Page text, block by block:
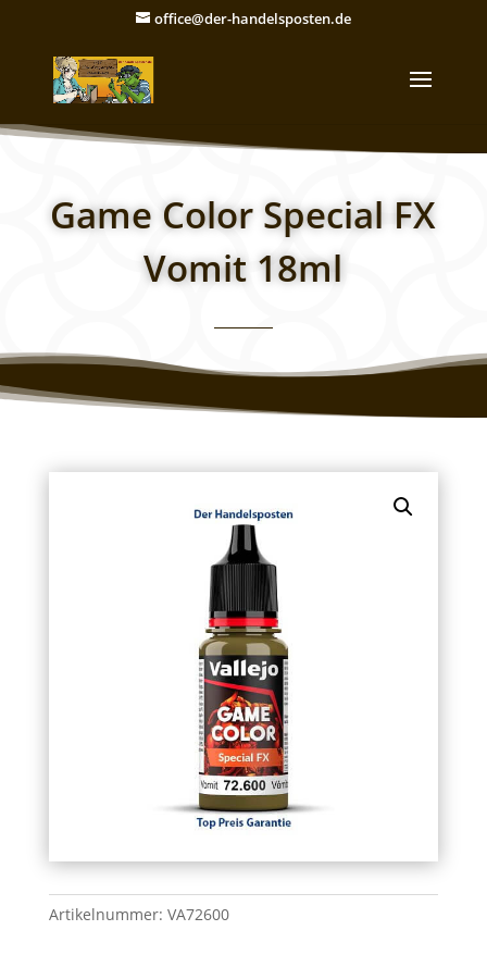
office@der-handelsposten.de
Game Color Special FX
Vomit 18ml
Artikelnummer: VA72600